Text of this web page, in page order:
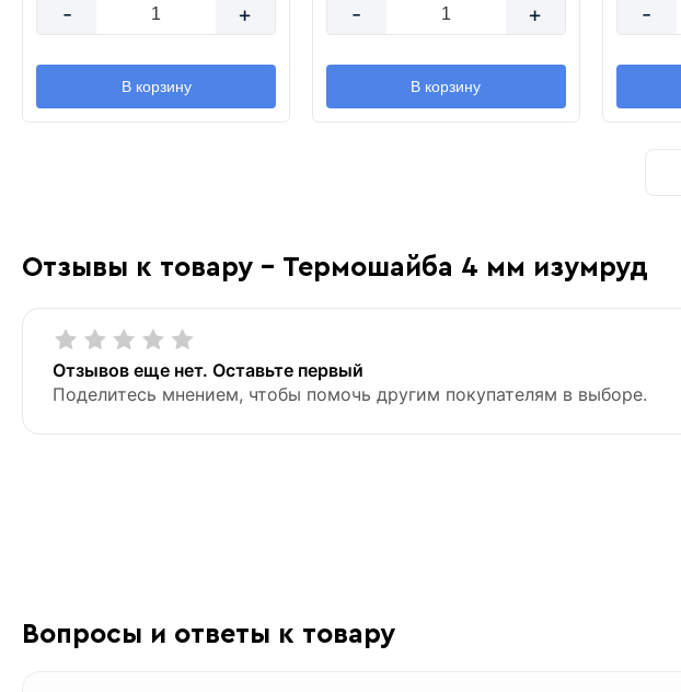
- +
В корзину
- +
В корзину
-
Отзывы к товару - Термошайба 4 мм изумруд
Отзывов еще нет. Оставьте первый
Поделитесь мнением, чтобы помочь другим покупателям в выборе.
Вопросы и ответы к товару